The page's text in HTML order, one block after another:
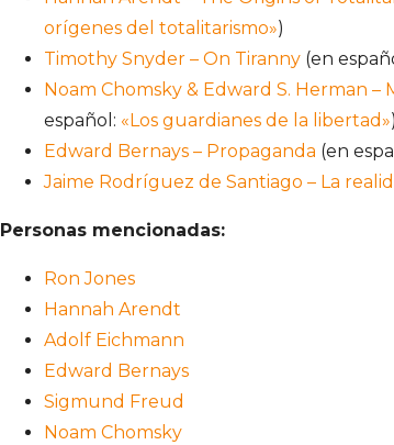
orígenes del totalitarismo»)
Timothy Snyder – On Tiranny (en
Noam Chomsky & Edward S. Herman
español: «Los guardianes de la libertad»)
Edward Bernays – Propaganda (en
Jaime Rodríguez de Santiago – La
Personas mencionadas:
Ron Jones
Hannah Arendt
Adolf Eichmann
Edward Bernays
Sigmund Freud
Noam Chomsky